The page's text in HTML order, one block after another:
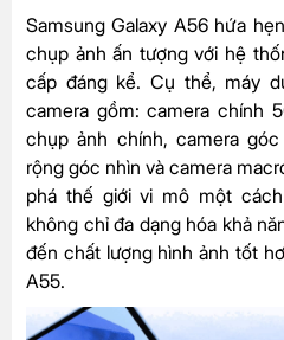
Samsung Galaxy A56 hứa
chụp ảnh ấn tượng với hệ
cấp đáng kể. Cụ thể, máy
camera gồm: camera chính
chụp ảnh chính, camera
rộng góc nhìn và camera
phá thế giới vi mô một
không chỉ đa dạng hóa khả
đến chất lượng hình ảnh tốt
A55.